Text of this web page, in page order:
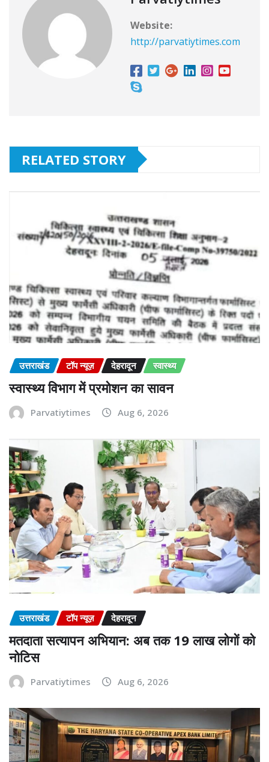
Website:
http://parvatiytimes.com
RELATED STORY
उत्तराखंड टॉप न्यूज़ देहरादून स्वास्थ्य
स्वास्थ्य विभाग में प्रमोशन का सावन
Parvatiytimes Aug 6, 2026
उत्तराखंड टॉप न्यूज़ देहरादून
मतदाता सत्यापन अभियान: अब तक 19 लाख लोगों को
नोटिस
Parvatiytimes Aug 6, 2026